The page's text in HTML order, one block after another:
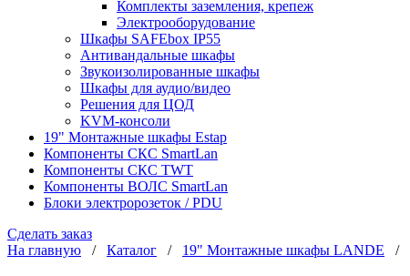
Комплекты заземления, крепеж
Электрооборудование
Шкафы SAFEbox IP55
Антивандальные шкафы
Звукоизолированные шкафы
Шкафы для аудио/видео
Решения для ЦОД
KVM-консоли
19" Монтажные шкафы Estap
Компоненты СКС SmartLan
Компоненты СКС TWT
Компоненты ВОЛС SmartLan
Блоки электророзеток / PDU
Сделать заказ
На главную / Каталог / 19" Монтажные шкафы LANDE /